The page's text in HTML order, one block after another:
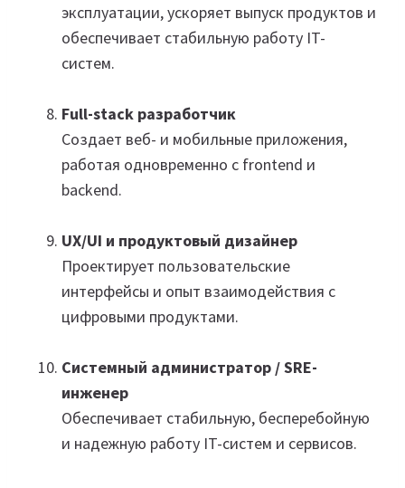
эксплуатации, ускоряет выпуск продуктов и
обеспечивает стабильную работу IT-
систем.
Full-stack разработчик
Создает веб- и мобильные приложения,
работая одновременно с frontend и
backend.
UX/UI и продуктовый дизайнер
Проектирует пользовательские
интерфейсы и опыт взаимодействия с
цифровыми продуктами.
Системный администратор / SRE-
инженер
Обеспечивает стабильную, бесперебойную
и надежную работу IT-систем и сервисов.